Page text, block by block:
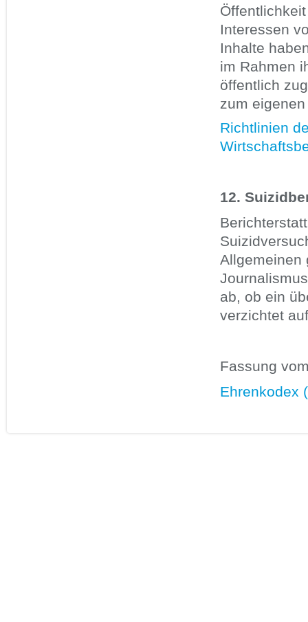
Interessen
Inhalte
im Rahmen
öffentlich
zum
Richtlinien
12.
Allgemeinen
ab, ob ein
verzichtet
Fassung
Ehrenkodex